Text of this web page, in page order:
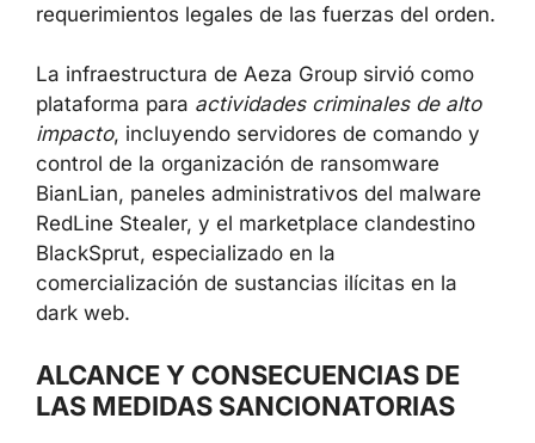
requerimientos legales de las fuerzas del orden.
La infraestructura de Aeza Group sirvió como
plataforma para actividades criminales de alto
impacto, incluyendo servidores de comando y
control de la organización de ransomware
BianLian, paneles administrativos del malware
RedLine Stealer, y el marketplace clandestino
BlackSprut, especializado en la
comercialización de sustancias ilícitas en la
dark web.
ALCANCE Y CONSECUENCIAS DE
LAS MEDIDAS SANCIONATORIAS